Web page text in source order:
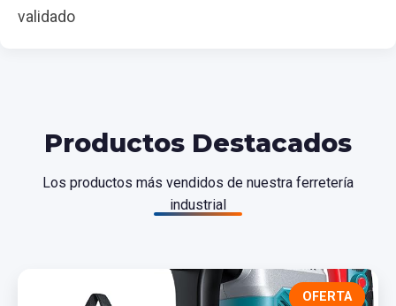
validado
Productos Destacados
Los productos más vendidos de nuestra ferretería
industrial
OFERTA